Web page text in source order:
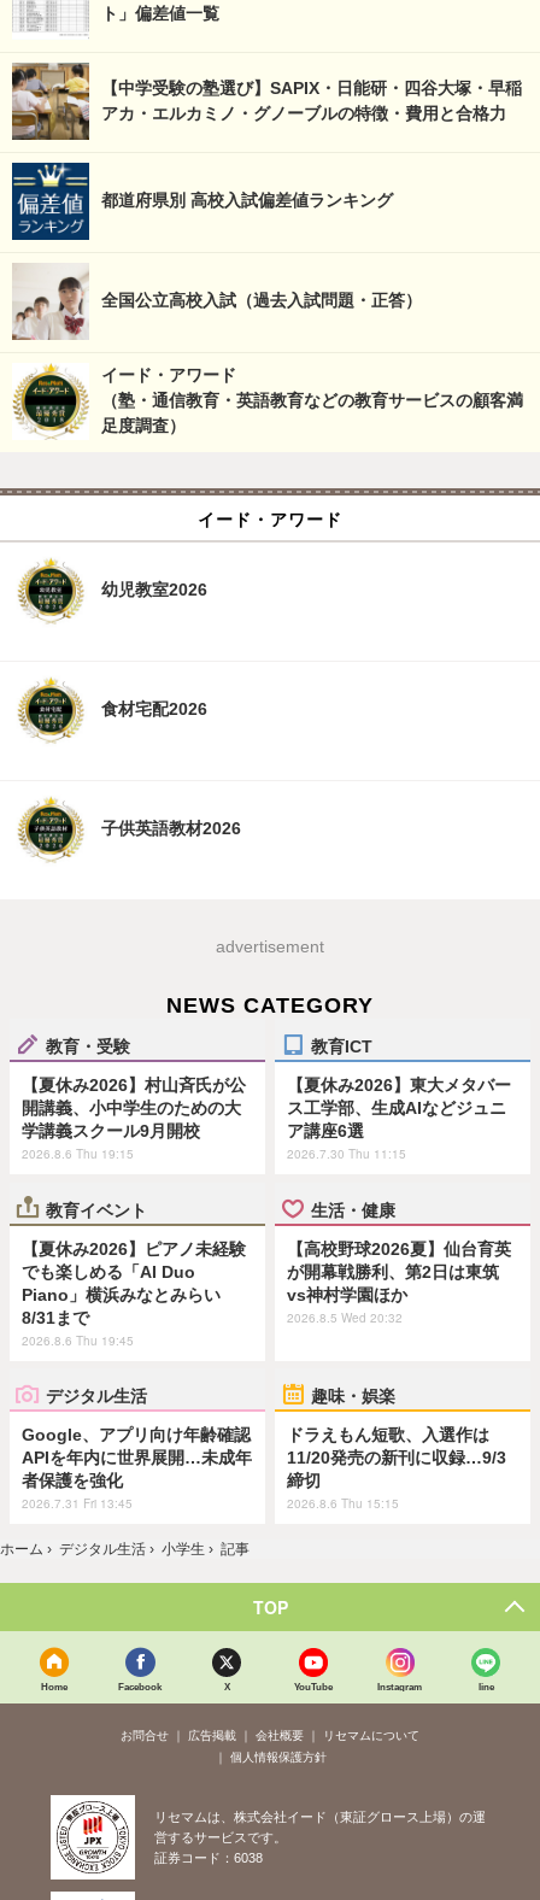
ト」偏差値一覧
【中学受験の塾選び】SAPIX・日能研・四谷大塚・早稲
アカ・エルカミノ・グノーブルの特徴・費用と合格力
都道府県別 高校入試偏差値ランキング
全国公立高校入試（過去入試問題・正答）
イード・アワード
（塾・通信教育・英語教育などの教育サービスの顧客満
足度調査）
イード・アワード
幼児教室2026
食材宅配2026
子供英語教材2026
advertisement
NEWS CATEGORY
教育・受験
【夏休み2026】村山斉氏が公
開講義、小中学生のための大
学講義スクール9月開校
2026.8.6 Thu 19:15
教育ICT
【夏休み2026】東大メタバー
ス工学部、生成AIなどジュニ
ア講座6選
2026.7.30 Thu 11:15
教育イベント
【夏休み2026】ピアノ未経験
でも楽しめる「AI Duo
Piano」横浜みなとみらい
8/31まで
2026.8.6 Thu 19:45
生活・健康
【高校野球2026夏】仙台育英
が開幕戦勝利、第2日は東筑
vs神村学園ほか
2026.8.5 Wed 20:32
デジタル生活
Google、アプリ向け年齢確認
APIを年内に世界展開…未成年
者保護を強化
2026.7.31 Fri 13:45
趣味・娯楽
ドラえもん短歌、入選作は
11/20発売の新刊に収録…9/3
締切
2026.8.6 Thu 15:15
ホーム › デジタル生活 › 小学生 › 記事
TOP
Home Facebook X YouTube Instagram line
お問合せ 広告掲載 会社概要
リセマムについて
個人情報保護方針
リセマムは、株式会社イード（東証グロース上場）の運
営するサービスです。
証券コード：6038